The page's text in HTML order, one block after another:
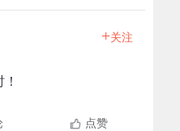
+关注
点赞